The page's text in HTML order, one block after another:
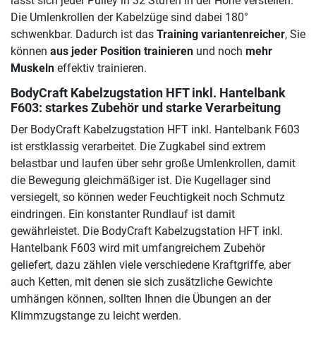
Die Umlenkrollen der Kabelzüge sind dabei 180°
schwenkbar. Dadurch ist das Training variantenreicher, Sie
können aus jeder Position trainieren und noch mehr
Muskeln effektiv trainieren.
BodyCraft Kabelzugstation HFT inkl. Hantelbank
F603: starkes Zubehör und starke Verarbeitung
Der BodyCraft Kabelzugstation HFT inkl. Hantelbank F603
ist erstklassig verarbeitet. Die Zugkabel sind extrem
belastbar und laufen über sehr große Umlenkrollen, damit
die Bewegung gleichmäßiger ist. Die Kugellager sind
versiegelt, so können weder Feuchtigkeit noch Schmutz
eindringen. Ein konstanter Rundlauf ist damit
gewährleistet. Die BodyCraft Kabelzugstation HFT inkl.
Hantelbank F603 wird mit umfangreichem Zubehör
geliefert, dazu zählen viele verschiedene Kraftgriffe, aber
auch Ketten, mit denen sie sich zusätzliche Gewichte
umhängen können, sollten Ihnen die Übungen an der
Klimmzugstange zu leicht werden.